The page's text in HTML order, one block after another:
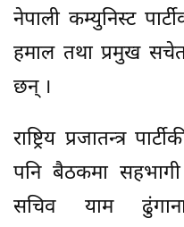
नेपाली कम्युनिस्ट
हमाल तथा प्रमुख
छन् ।
राष्ट्रिय प्रजातन्त्र
पनि बैठकमा
सचिव याम